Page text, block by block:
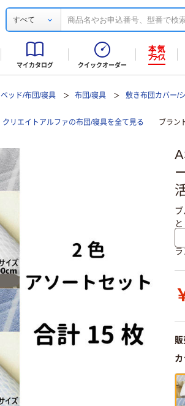
すべて
マイカタログ クイックオーダー
ベッド/布団/寝具 布団/寝具 敷き布団カバー/
クリエイトアルファの布団/寝具を全て見る ブラン